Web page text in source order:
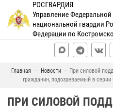
РОСГВАРДИЯ
Управление
национальной гвардии
Федерации по
Главная Новости
При силовой
гражданин, подозреваемый в
ПРИ СИЛОВОЙ